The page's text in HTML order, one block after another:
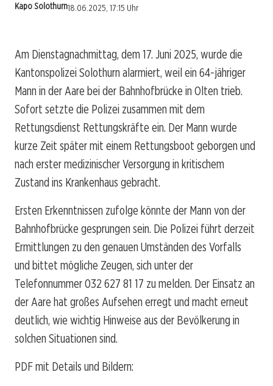
Kapo Solothurn18.06.2025, 17:15 Uhr
Am Dienstagnachmittag, dem 17. Juni 2025, wurde die
Kantonspolizei Solothurn alarmiert, weil ein 64-jähriger
Mann in der Aare bei der Bahnhofbrücke in Olten trieb.
Sofort setzte die Polizei zusammen mit dem
Rettungsdienst Rettungskräfte ein. Der Mann wurde
kurze Zeit später mit einem Rettungsboot geborgen und
nach erster medizinischer Versorgung in kritischem
Zustand ins Krankenhaus gebracht.
Ersten Erkenntnissen zufolge könnte der Mann von der
Bahnhofbrücke gesprungen sein. Die Polizei führt derzeit
Ermittlungen zu den genauen Umständen des Vorfalls
und bittet mögliche Zeugen, sich unter der
Telefonnummer 032 627 81 17 zu melden. Der Einsatz an
der Aare hat großes Aufsehen erregt und macht erneut
deutlich, wie wichtig Hinweise aus der Bevölkerung in
solchen Situationen sind.
PDF mit Details und Bildern: